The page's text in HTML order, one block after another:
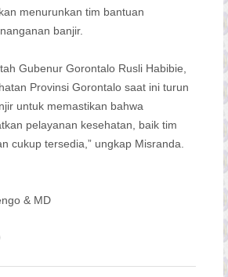
menurunkan tim bantuan
banjir.
Gubenur Gorontalo Rusli Habibie,
Provinsi Gorontalo saat ini turun
untuk memastikan bahwa
pelayanan kesehatan, baik tim
cukup tersedia,” ungkap Misranda.
& MD